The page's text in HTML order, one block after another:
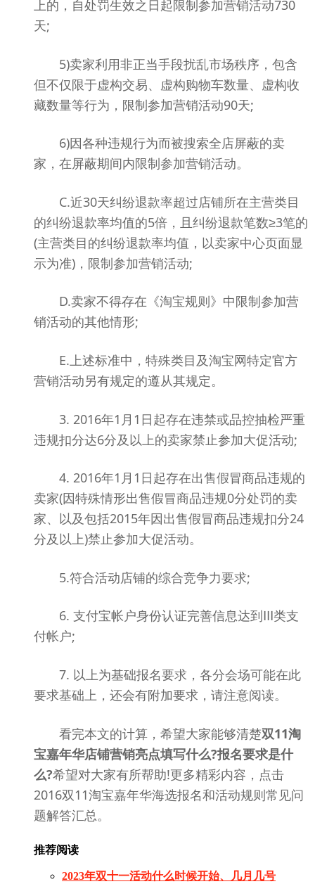
上的，自处罚生效之日起限制参加营销活动730
天;
5)卖家利用非正当手段扰乱市场秩序，包含
但不仅限于虚构交易、虚构购物车数量、虚构收
藏数量等行为，限制参加营销活动90天;
6)因各种违规行为而被搜索全店屏蔽的卖
家，在屏蔽期间内限制参加营销活动。
C.近30天纠纷退款率超过店铺所在主营类目
的纠纷退款率均值的5倍，且纠纷退款笔数≥3笔的
(主营类目的纠纷退款率均值，以卖家中心页面显
示为准)，限制参加营销活动;
D.卖家不得存在《淘宝规则》中限制参加营
销活动的其他情形;
E.上述标准中，特殊类目及淘宝网特定官方
营销活动另有规定的遵从其规定。
3. 2016年1月1日起存在违禁或品控抽检严重
违规扣分达6分及以上的卖家禁止参加大促活动;
4. 2016年1月1日起存在出售假冒商品违规的
卖家(因特殊情形出售假冒商品违规0分处罚的卖
家、以及包括2015年因出售假冒商品违规扣分24
分及以上)禁止参加大促活动。
5.符合活动店铺的综合竞争力要求;
6. 支付宝帐户身份认证完善信息达到Ⅲ类支
付帐户;
7. 以上为基础报名要求，各分会场可能在此
要求基础上，还会有附加要求，请注意阅读。
看完本文的计算，希望大家能够清楚双11淘
宝嘉年华店铺营销亮点填写什么?报名要求是什
么?希望对大家有所帮助!更多精彩内容，点击
2016双11淘宝嘉年华海选报名和活动规则常见问
题解答汇总。
推荐阅读
2023年双十一活动什么时候开始、几月几号